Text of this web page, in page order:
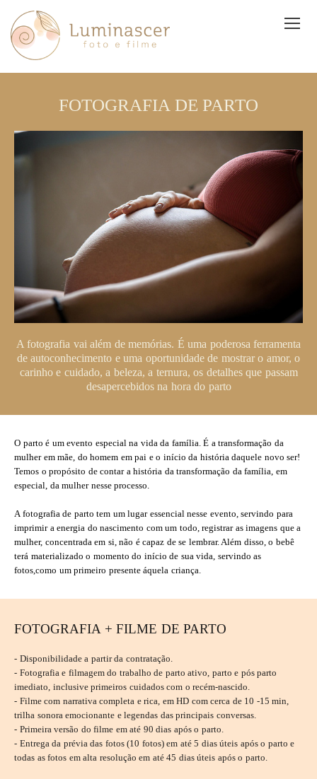
FOTOGRAFIA DE PARTO
A fotografia vai além de memórias. É uma poderosa ferramenta
de autoconhecimento e uma oportunidade de mostrar o amor, o
carinho e cuidado, a beleza, a ternura, os detalhes que passam
desapercebidos na hora do parto
O parto é um evento especial na vida da família. É a transformação da
mulher em mãe, do homem em pai e o início da história daquele novo ser!
Temos o propósito de contar a história da transformação da família, em
especial, da mulher nesse processo.
A fotografia de parto tem um lugar essencial nesse evento, servindo para
imprimir a energia do nascimento com um todo, registrar as imagens que a
mulher, concentrada em si, não é capaz de se lembrar. Além disso, o bebê
terá materializado o momento do início de sua vida, servindo as
fotos,como um primeiro presente áquela criança.
FOTOGRAFIA + FILME DE PARTO
- Disponibilidade a partir da contratação.
- Fotografia e filmagem do trabalho de parto ativo, parto e pós parto
imediato, inclusive primeiros cuidados com o recém-nascido.
- Filme com narrativa completa e rica, em HD com cerca de 10 -15 min,
trilha sonora emocionante e legendas das principais conversas.
- Primeira versão do filme em até 90 dias após o parto.
- Entrega da prévia das fotos (10 fotos) em até 5 dias úteis após o parto e
todas as fotos em alta resolução em até 45 dias úteis após o parto.